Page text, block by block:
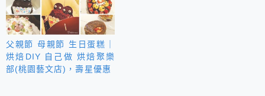
父親節 母親節 生日蛋糕｜
烘焙DIY 自己做 烘焙聚樂
部(桃園藝文店)，壽星優惠